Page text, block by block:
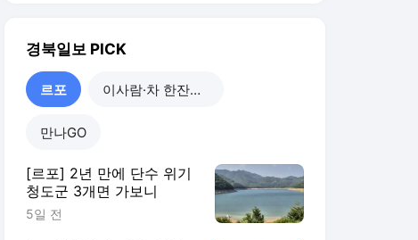
경북일보 PICK
르포 이사람·차 한잔합시다
만나GO
[르포] 2년 만에 단수 위기
청도군 3개면 가보니
5일 전